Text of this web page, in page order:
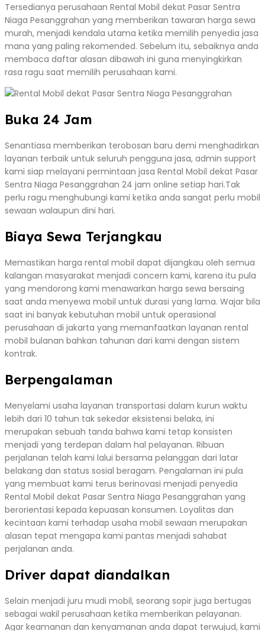
Tersedianya perusahaan Rental Mobil dekat Pasar Sentra
Niaga Pesanggrahan yang memberikan tawaran harga sewa
murah, menjadi kendala utama ketika memilih penyedia jasa
mana yang paling rekomended. Sebelum itu, sebaiknya anda
membaca daftar alasan dibawah ini guna menyingkirkan
rasa ragu saat memilih perusahaan kami.
Buka 24 Jam
Senantiasa memberikan terobosan baru demi menghadirkan
layanan terbaik untuk seluruh pengguna jasa, admin support
kami siap melayani permintaan jasa Rental Mobil dekat Pasar
Sentra Niaga Pesanggrahan 24 jam online setiap hari.Tak
perlu ragu menghubungi kami ketika anda sangat perlu mobil
sewaan walaupun dini hari.
Biaya Sewa Terjangkau
Memastikan harga rental mobil dapat dijangkau oleh semua
kalangan masyarakat menjadi concern kami, karena itu pula
yang mendorong kami menawarkan harga sewa bersaing
saat anda menyewa mobil untuk durasi yang lama. Wajar bila
saat ini banyak kebutuhan mobil untuk operasional
perusahaan di jakarta yang memanfaatkan layanan rental
mobil bulanan bahkan tahunan dari kami dengan sistem
kontrak.
Berpengalaman
Menyelami usaha layanan transportasi dalam kurun waktu
lebih dari 10 tahun tak sekedar eksistensi belaka, ini
merupakan sebuah tanda bahwa kami tetap konsisten
menjadi yang terdepan dalam hal pelayanan. Ribuan
perjalanan telah kami lalui bersama pelanggan dari latar
belakang dan status sosial beragam. Pengalaman ini pula
yang membuat kami terus berinovasi menjadi penyedia
Rental Mobil dekat Pasar Sentra Niaga Pesanggrahan yang
berorientasi kepada kepuasan konsumen. Loyalitas dan
kecintaan kami terhadap usaha mobil sewaan merupakan
alasan tepat mengapa kami pantas menjadi sahabat
perjalanan anda.
Driver dapat diandalkan
Selain menjadi juru mudi mobil, seorang sopir juga bertugas
sebagai wakil perusahaan ketika memberikan pelayanan.
Agar keamanan dan kenyamanan anda dapat terwujud, kami